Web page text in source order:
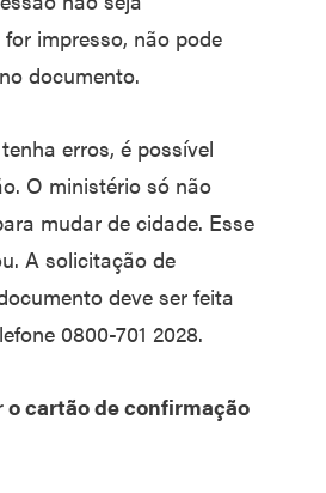
impresso, não pode
documento.
erros, é possível
O ministério só não
mudar de cidade. Esse
A solicitação de
deve ser feita
0800-701 2028.
o cartão de confirmação